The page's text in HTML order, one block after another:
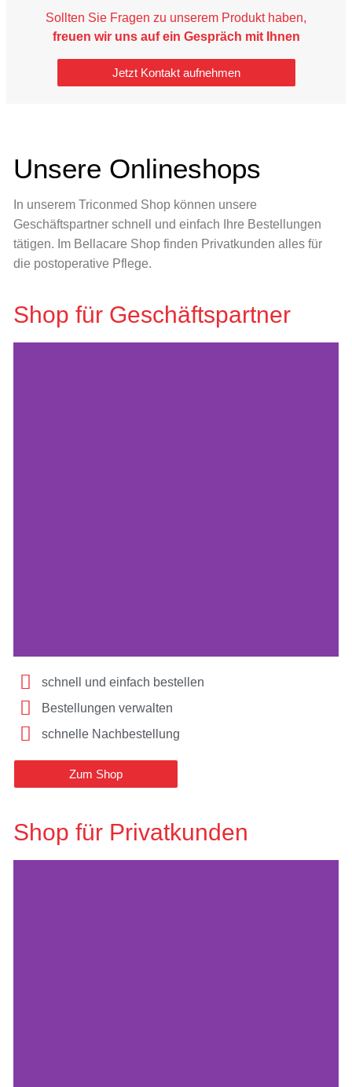
Sollten Sie Fragen zu unserem Produkt haben,
freuen wir uns auf ein Gespräch mit Ihnen
Jetzt Kontakt aufnehmen
Unsere Onlineshops
In unserem Triconmed Shop können unsere
Geschäftspartner schnell und einfach Ihre Bestellungen
tätigen. Im Bellacare Shop finden Privatkunden alles für
die postoperative Pflege.
Shop für Geschäftspartner
TRICONMED
SHOP
schnell und einfach bestellen
Bestellungen verwalten
schnelle Nachbestellung
Zum Shop
Shop für Privatkunden